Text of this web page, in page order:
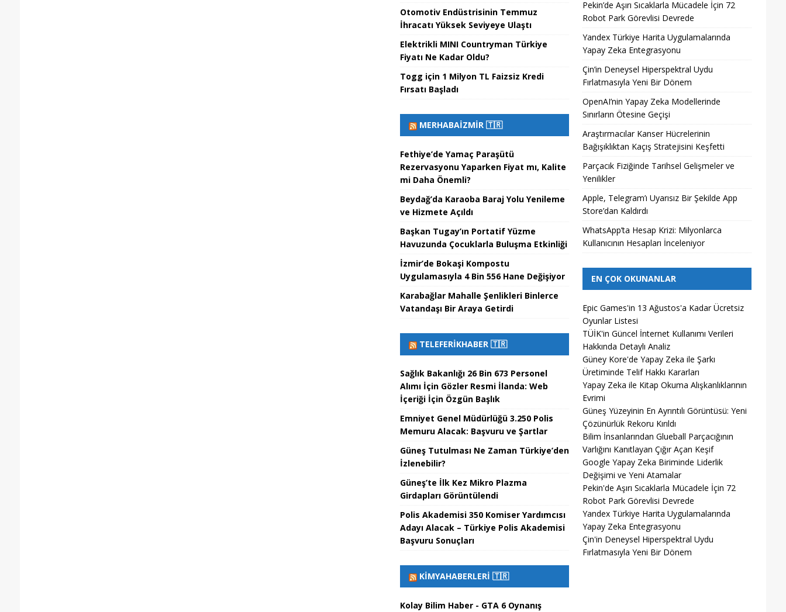
Otomotiv Endüstrisinin Temmuz
İhracatı Yüksek Seviyeye Ulaştı
Elektrikli MINI Countryman Türkiye
Fiyatı Ne Kadar Oldu?
Togg için 1 Milyon TL Faizsiz Kredi
Fırsatı Başladı
MERHABAİZMIR 🇹🇷
Fethiye’de Yamaç Paraşütü
Rezervasyonu Yaparken Fiyat mı, Kalite
mi Daha Önemli?
Beydağ’da Karaoba Baraj Yolu Yenileme
ve Hizmete Açıldı
Başkan Tugay’ın Portatif Yüzme
Havuzunda Çocuklarla Buluşma Etkinliği
İzmir’de Bokaşi Kompostu
Uygulamasıyla 4 Bin 556 Hane Değişiyor
Karabağlar Mahalle Şenlikleri Binlerce
Vatandaşı Bir Araya Getirdi
TELEFERIKHABER 🇹🇷
Sağlık Bakanlığı 26 Bin 673 Personel
Alımı İçin Gözler Resmi İlanda: Web
İçeriği İçin Özgün Başlık
Emniyet Genel Müdürlüğü 3.250 Polis
Memuru Alacak: Başvuru ve Şartlar
Güneş Tutulması Ne Zaman Türkiye’den
İzlenebilir?
Güneş’te İlk Kez Mikro Plazma
Girdapları Görüntülendi
Polis Akademisi 350 Komiser Yardımcısı
Adayı Alacak – Türkiye Polis Akademisi
Başvuru Sonuçları
KIMYAHABERLERI 🇹🇷
Kolay Bilim Haber - GTA 6 Oynanış
Pekin’de Aşırı Sıcaklarla Mücadele İçin 72
Robot Park Görevlisi Devrede
Yandex Türkiye Harita Uygulamalarında
Yapay Zeka Entegrasyonu
Çin’in Deneysel Hiperspektral Uydu
Fırlatmasıyla Yeni Bir Dönem
OpenAI’nin Yapay Zeka Modellerinde
Sınırların Ötesine Geçişi
Araştırmacılar Kanser Hücrelerinin
Bağışıklıktan Kaçış Stratejisini Keşfetti
Parçacık Fiziğinde Tarihsel Gelişmeler ve
Yenilikler
Apple, Telegram’ı Uyarısız Bir Şekilde App
Store’dan Kaldırdı
WhatsApp’ta Hesap Krizi: Milyonlarca
Kullanıcının Hesapları İnceleniyor
EN ÇOK OKUNANLAR
Epic Games'in 13 Ağustos'a Kadar Ücretsiz
Oyunlar Listesi
TÜİK'in Güncel İnternet Kullanımı Verileri
Hakkında Detaylı Analiz
Güney Kore'de Yapay Zeka ile Şarkı
Üretiminde Telif Hakkı Kararları
Yapay Zeka ile Kitap Okuma Alışkanlıklarının
Evrimi
Güneş Yüzeyinin En Ayrıntılı Görüntüsü: Yeni
Çözünürlük Rekoru Kırıldı
Bilim İnsanlarından Glueball Parçacığının
Varlığını Kanıtlayan Çığır Açan Keşif
Google Yapay Zeka Biriminde Liderlik
Değişimi ve Yeni Atamalar
Pekin'de Aşırı Sıcaklarla Mücadele İçin 72
Robot Park Görevlisi Devrede
Yandex Türkiye Harita Uygulamalarında
Yapay Zeka Entegrasyonu
Çin'in Deneysel Hiperspektral Uydu
Fırlatmasıyla Yeni Bir Dönem